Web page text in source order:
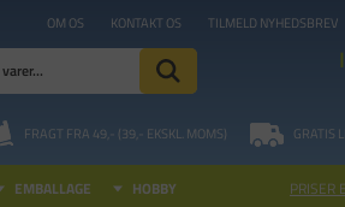
OM OS KONTAKT OS TILMELD NYHEDSBREV
FRAGT FRA 49,- (39,- EKSKL. MOMS) GRATIS
EMBALLAGE HOBBY PRISER